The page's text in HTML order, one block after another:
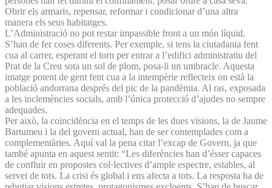
Obrir els armaris, repensar, reformar i condicionar d’una altra
manera els seus habitatges.
L’Administració no pot restar impassible front a un món líquid.
S’han de fer coses diferents. Per exemple, si tens la ciutadania fent
cua al carrer, esperant el torn per entrar a l’edifici administratiu del
Prat de la Creu sota un sol de plom, posa-li un umbracle. Aquesta
imatge potent de gent fent cua a la intempèrie reflecteix on està la
població andorrana després del pic de la pandèmia. Al ras, exposada
a les inclemències socials, amb l’única protecció d’ajudes no sempre
adequades.
Per això, la coincidència en el temps de les dues visions, la de Jaume
Bartumeu i la del govern actual, han de ser contemplades com a
complementàries. Aquí val la pena citar l’excap de Govern, ja que
també apunta en aquest sentit: “Les diferències han d’ésser capaces
de confluir en propostes col·lectives d’ample espectre, estables, al
servei de tots. La crisi és global i ens afecta a tots. La resposta ha de